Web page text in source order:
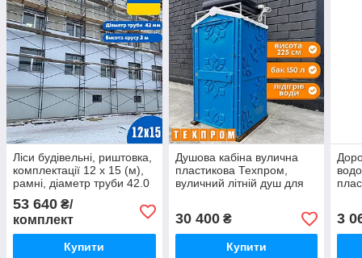
Ліси будівельні, риштовка,
комплектації 12 х 15 (м),
рамні, діаметр труби 42.0
(мм)
53 640 ₴/
комплект
Купити
Душова кабіна вулична
пластикова Техпром,
вуличний літній душ для
30 400₴
Купити
3